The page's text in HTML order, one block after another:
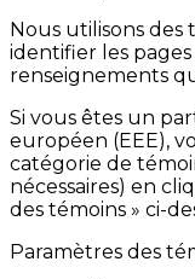
Nous utilisons
identifier les pages
renseignements
Si vous êtes un
européen (EEE),
catégorie de
nécessaires) en
des témoins » ci-
Paramètres des